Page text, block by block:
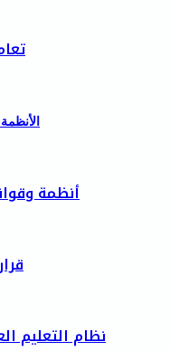
أنظمة
نظام التعليم